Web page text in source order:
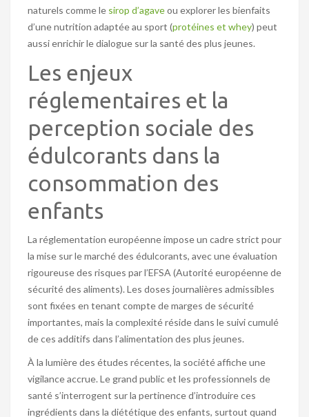
naturels comme le sirop d’agaveou explorer les bienfaits
d’une nutrition adaptée au sport (protéines et whey) peut
aussi enrichir le dialogue sur la santé des plus jeunes.
Les enjeux
réglementaires et la
perception sociale des
édulcorants dans la
consommation des
enfants
La réglementation européenne impose un cadre strict pour
la mise sur le marché des édulcorants, avec une évaluation
rigoureuse des risques par l’EFSA (Autorité européenne de
sécurité des aliments). Les doses journalières admissibles
sont fixées en tenant compte de marges de sécurité
importantes, mais la complexité réside dans le suivi cumulé
de ces additifs dans l’alimentation des plus jeunes.
À la lumière des études récentes, la société affiche une
vigilance accrue. Le grand public et les professionnels de
santé s’interrogent sur la pertinence d’introduire ces
ingrédients dans la diététique des enfants, surtout quand